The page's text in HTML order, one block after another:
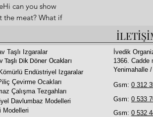
can you show
the meat? What if
Taşlı Izgaralar
Taşlı Dik Döner Ocakları
Endüstriyel Izgaralar
İvedik
1366. Cadde
Yenimahalle
Çevirme Ocakları
Çalışma Tezgahları
Davlumbaz Modelleri
Modelleri
Gsm: 0 533
Gsm: 0 532
Gsm: 0 312